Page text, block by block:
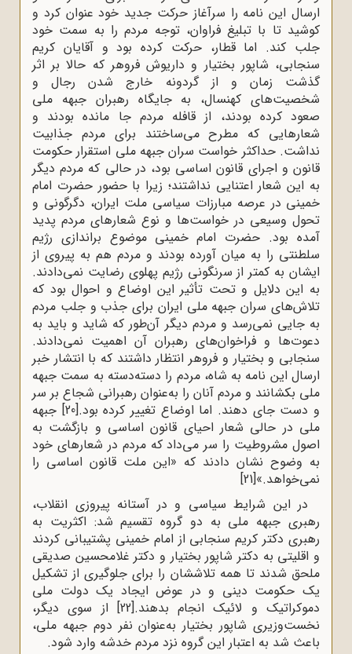
ارسال این نامه را سرآغاز حرکت جدید خود عنوان کرد و
کوشید تا با تبلیغ فراوان، توجه مردم را به سمت خود
جلب کند. اما قطار، حرکت کرده بود و آقایان کریم
سنجابی، شاپور بختیار و داریوش فروهر که حالا بر اثر
گذشت زمان و از گردونه خارج‌ شدن رجال و
شخصیت‌های کهنسال، به جایگاه رهبران جبهه ملی
صعود کرده بودند، از قافله مردم جا مانده بودند و
شعارهایی که مطرح می‌ساختند برای مردم جذابیت
نداشت. حداکثر خواست سران جبهه ملی استقرار حکومت
قانون و اجرای قانون اساسی بود، در حالی که مردم دیگر
به این شعار اعتنایی نداشتند؛ زیرا با حضور حضرت امام
خمینی در عرصه مبارزات سیاسی ملت ایران، دگرگونی و
تحول وسیعی در خواست‌ها و نوع شعارهای مردم پدید
آمده بود. حضرت امام خمینی موضوع براندازی رژیم
سلطنتی را به میان آورده بودند و مردم هم به پیروی از
ایشان به کمتر از سرنگونی رژیم پهلوی رضایت نمی‌دادند.
به این دلایل و تحت ‌تأثیر این اوضاع و احوال بود که
تلاش‌های سران جبهه ملی ایران برای جذب و جلب مردم
به جایی نمی‌رسد و مردم دیگر آن‌طور که شاید و باید به
دعوت‌ها و فراخوان‌های رهبران آن اهمیت نمی‌دادند.
سنجابی و بختیار و فروهر انتظار داشتند که با انتشار خبر
ارسال این نامه به شاه، مردم را دسته‌دسته به سمت جبهه
ملی بکشانند و مردم آنان را به‌عنوان رهبرانی شجاع بر سر
و دست جای دهند. اما اوضاع تغییر کرده بود.[20]
جبهه
ملی در حالی شعار احیای قانون اساسی و بازگشت به
اصول مشروطیت را سر می‌داد که مردم در شعارهای خود
به وضوح نشان دادند که «این ملت قانون اساسی را
نمی‌‌خواهد.»[21]
در این شرایط سیاسی و در آستانه پیروزی انقلاب،
رهبری جبهه ملی به دو گروه تقسیم شد: اکثریت به
رهبری دکتر کریم سنجابی از امام خمینی پشتیبانی کردند
و اقلیتی به دکتر شاپور بختیار و دکتر غلامحسین صدیقی
ملحق شدند تا همه تلاششان را برای جلوگیری از تشکیل
یک حکومت دینی و در عوض ایجاد یک دولت ملی
دموکراتیک و لائیک انجام بدهند.[22]
از سوی دیگر،
نخست‌وزیری شاپور بختیار به‌عنوان نفر دوم جبهه ملی،
باعث شد به اعتبار این گروه نزد مردم خدشه وارد شود.